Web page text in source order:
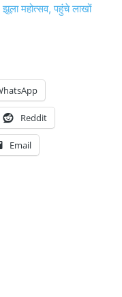
महोत्सव, पहुंचे लाखों
Reddit
Email